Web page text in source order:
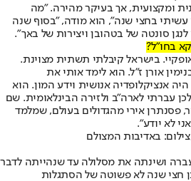
ומקצועית, אך בעיקר מהירה. "מה
3-4 שנים, אני עשיתי בחצי שנה", הוא מודה, "בסוף שנה
סונטה של בטהובן ויצירות של באך".
בחו"ל?
בישראל קיבלתי תשתית מצוינת.
בנימין אורן ז"ל. הוא לימד אותי את
אנציקלופדיה אנושית וידע המון. הוא
עברתי לארה״ב ולזירה הבינלאומית. שם
פסנתרן אירי מהגדולים בעולם, שמלמד
לא יודע".
באדיבות המצולם
עברה ושינתה את מסלולה עד שנהייתה לדבר
חצי שנה לא פשוטה של הסתגלות